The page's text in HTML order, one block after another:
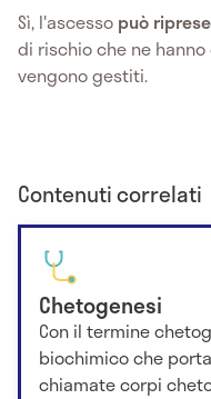
Sì, l'ascesso può
di rischio che ne
vengono gestiti.
Contenuti correlati
Chetogenesi
Con il termine
biochimico che
chiamate corpi